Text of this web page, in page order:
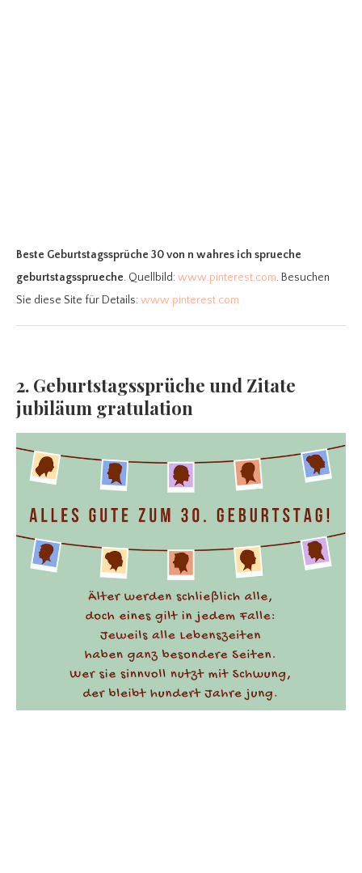
Beste Geburtstagssprüche 30von n wahres ich sprueche
geburtstagssprueche. Quellbild:www.pinterest.com. Besuchen
Sie diese Site für Details:www.pinterest.com
2. Geburtstagssprüche und Zitate
jubiläum gratulation